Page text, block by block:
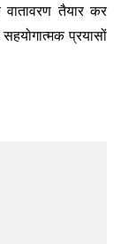
तैयार कर
प्रयासों